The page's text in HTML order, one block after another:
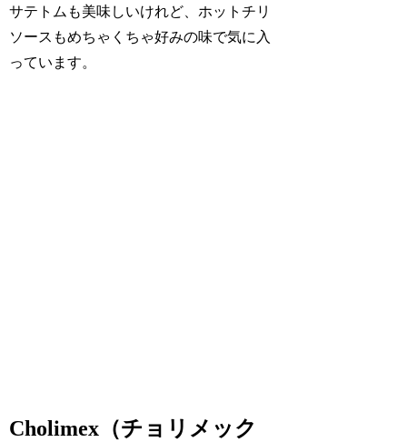
サテトムも美味しいけれど、 ホットチリ
ソース もめちゃくちゃ好みの味で気に入
っています。
Cholimex（チョリメック